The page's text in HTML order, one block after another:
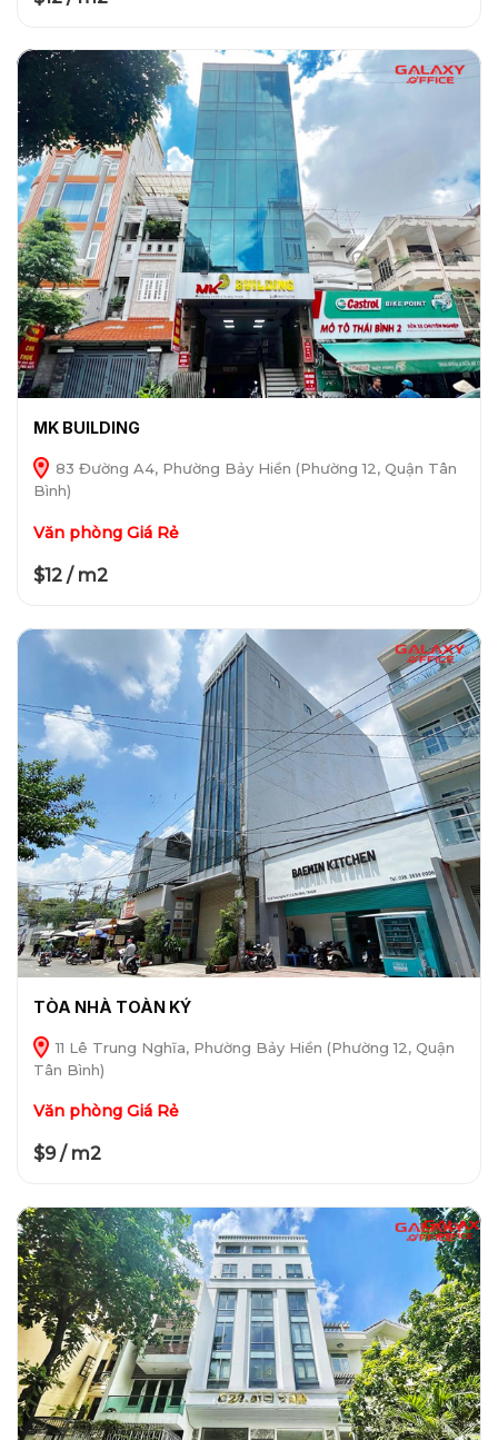
MK BUILDING
83 Đường A4, Phường Bảy Hiền (Phường 12, Quận Tân
Bình)
Văn phòng Giá Rẻ
$12 / m2
TÒA NHÀ TOÀN KÝ
11 Lê Trung Nghĩa, Phường Bảy Hiền (Phường 12, Quận
Tân Bình)
Văn phòng Giá Rẻ
$9 / m2